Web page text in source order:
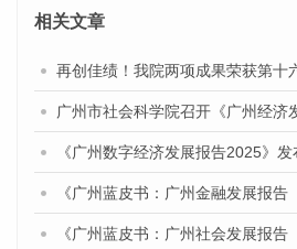
相关文章